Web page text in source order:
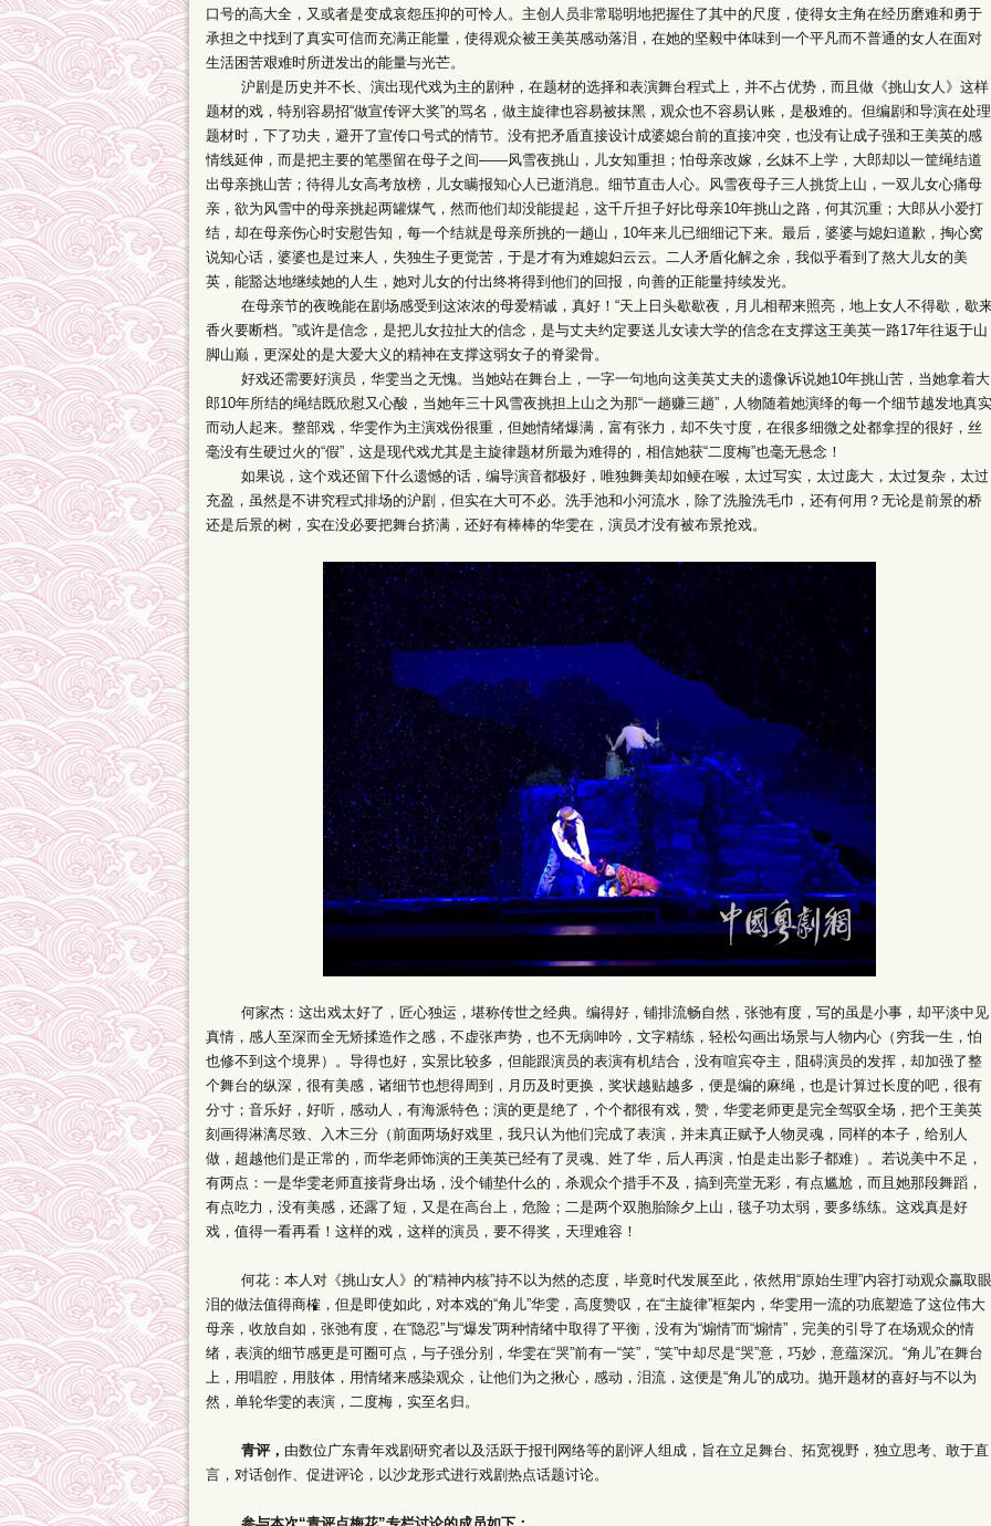
口号的高大全，又或者是变成哀怨压抑的可怜人。主创人员非常聪明地把握住了其中的尺度，使得女主角在经历磨难和勇于
承担之中找到了真实可信而充满正能量，使得观众被王美英感动落泪，在她的坚毅中体味到一个平凡而不普通的女人在面对
生活困苦艰难时所迸发出的能量与光芒。
沪剧是历史并不长、演出现代戏为主的剧种，在题材的选择和表演舞台程式上，并不占优势，而且做《挑山女人》这样
题材的戏，特别容易招“做宣传评大奖”的骂名，做主旋律也容易被抹黑，观众也不容易认账，是极难的。但编剧和导演在处理
题材时，下了功夫，避开了宣传口号式的情节。没有把矛盾直接设计成婆媳台前的直接冲突，也没有让成子强和王美英的感
情线延伸，而是把主要的笔墨留在母子之间——风雪夜挑山，儿女知重担；怕母亲改嫁，幺妹不上学，大郎却以一筐绳结道
出母亲挑山苦；待得儿女高考放榜，儿女瞒报知心人已逝消息。细节直击人心。风雪夜母子三人挑货上山，一双儿女心痛母
亲，欲为风雪中的母亲挑起两罐煤气，然而他们却没能提起，这千斤担子好比母亲10年挑山之路，何其沉重；大郎从小爱打
结，却在母亲伤心时安慰告知，每一个结就是母亲所挑的一趟山，10年来儿已细细记下来。最后，婆婆与媳妇道歉，掏心窝
说知心话，婆婆也是过来人，失独生子更觉苦，于是才有为难媳妇云云。二人矛盾化解之余，我似乎看到了熬大儿女的美
英，能豁达地继续她的人生，她对儿女的付出终将得到他们的回报，向善的正能量持续发光。
在母亲节的夜晚能在剧场感受到这浓浓的母爱精诚，真好！“天上日头歇歇夜，月儿相帮来照亮，地上女人不得歇，歇
香火要断档。”或许是信念，是把儿女拉扯大的信念，是与丈夫约定要送儿女读大学的信念在支撑这王美英一路17年往返于山
脚山巅，更深处的是大爱大义的精神在支撑这弱女子的脊梁骨。
好戏还需要好演员，华雯当之无愧。当她站在舞台上，一字一句地向这美英丈夫的遗像诉说她10年挑山苦，当她拿着大
郎10年所结的绳结既欣慰又心酸，当她年三十风雪夜挑担上山之为那“一趟赚三趟”，人物随着她演绎的每一个细节越发地真实
而动人起来。整部戏，华雯作为主演戏份很重，但她情绪爆满，富有张力，却不失寸度，在很多细微之处都拿捏的很好，丝
毫没有生硬过火的“假”，这是现代戏尤其是主旋律题材所最为难得的，相信她获“二度梅”也毫无悬念！
如果说，这个戏还留下什么遗憾的话，编导演音都极好，唯独舞美却如鲠在喉，太过写实，太过庞大，太过复杂，太过
充盈，虽然是不讲究程式排场的沪剧，但实在大可不必。洗手池和小河流水，除了洗脸洗毛巾，还有何用？无论是前景的桥
还是后景的树，实在没必要把舞台挤满，还好有棒棒的华雯在，演员才没有被布景抢戏。
何家杰：这出戏太好了，匠心独运，堪称传世之经典。编得好，铺排流畅自然，张弛有度，写的虽是小事，却平淡中见
真情，感人至深而全无矫揉造作之感，不虚张声势，也不无病呻吟，文字精练，轻松勾画出场景与人物内心（穷我一生，怕
也修不到这个境界）。导得也好，实景比较多，但能跟演员的表演有机结合，没有喧宾夺主，阻碍演员的发挥，却加强了整
个舞台的纵深，很有美感，诸细节也想得周到，月历及时更换，奖状越贴越多，便是编的麻绳，也是计算过长度的吧，很有
分寸；音乐好，好听，感动人，有海派特色；演的更是绝了，个个都很有戏，赞，华雯老师更是完全驾驭全场，把个王美英
刻画得淋漓尽致、入木三分（前面两场好戏里，我只认为他们完成了表演，并未真正赋予人物灵魂，同样的本子，给别人
做，超越他们是正常的，而华老师饰演的王美英已经有了灵魂、姓了华，后人再演，怕是走出影子都难）。若说美中不足，
有两点：一是华雯老师直接背身出场，没个铺垫什么的，杀观众个措手不及，搞到亮堂无彩，有点尴尬，而且她那段舞蹈，
有点吃力，没有美感，还露了短，又是在高台上，危险；二是两个双胞胎除夕上山，毯子功太弱，要多练练。这戏真是好
戏，值得一看再看！这样的戏，这样的演员，要不得奖，天理难容！
何花：本人对《挑山女人》的“精神内核”持不以为然的态度，毕竟时代发展至此，依然用“原始生理”内容打动观众赢取眼
泪的做法值得商榷，但是即使如此，对本戏的“角儿”华雯，高度赞叹，在“主旋律”框架内，华雯用一流的功底塑造了这位伟大
母亲，收放自如，张弛有度，在“隐忍”与“爆发”两种情绪中取得了平衡，没有为“煽情”而“煽情”，完美的引导了在场观众的情
绪，表演的细节感更是可圈可点，与子强分别，华雯在“哭”前有一“笑”，“笑”中却尽是“哭”意，巧妙，意蕴深沉。“角儿”在舞台
上，用唱腔，用肢体，用情绪来感染观众，让他们为之揪心，感动，泪流，这便是“角儿”的成功。抛开题材的喜好与不以为
然，单轮华雯的表演，二度梅，实至名归。
青评， 由数位广东青年戏剧研究者以及活跃于报刊网络等的剧评人组成，旨在立足舞台、拓宽视野，独立思考、敢于直
言，对话创作、促进评论，以沙龙形式进行戏剧热点话题讨论。